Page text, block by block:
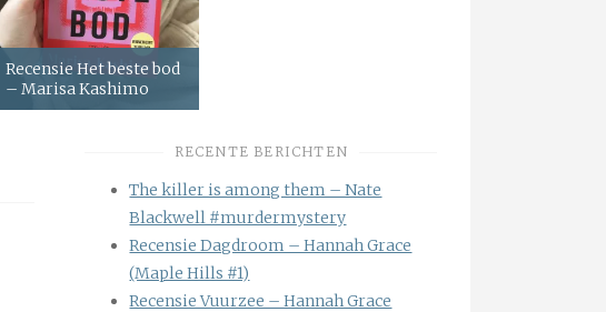
Recensie Het beste bod
– Marisa Kashimo
RECENTE BERICHTEN
The killer is among them – Nate
Blackwell #murdermystery
Recensie Dagdroom – Hannah Grace
(Maple Hills #1)
Recensie Vuurzee – Hannah Grace